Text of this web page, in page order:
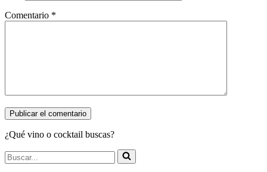
Comentario *
¿Qué vino o cocktail buscas?
Buscar...